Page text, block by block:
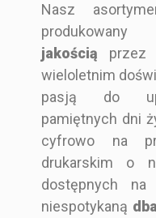
Nasz
jakością przez
wieloletnim
pasją do
pamiętnych dni
cyfrowo na
drukarskim o
dostępnych
niespotykaną
Kształt
Zestaw Zawiera
Rodzaj Składani
A
3,50 zł
Drewniane
Brązowy
7x12 cm koło
Prostokąt
Zawieszkę
na alkohol